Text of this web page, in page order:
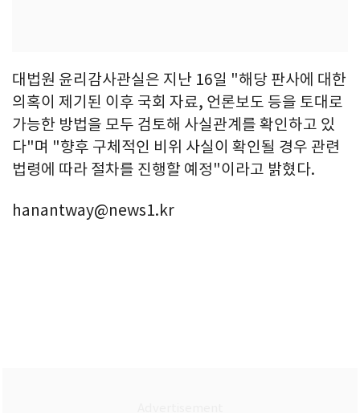
대법원 윤리감사관실은 지난 16일 "해당 판사에 대한
의혹이 제기된 이후 국회 자료, 언론보도 등을 토대로
가능한 방법을 모두 검토해 사실관계를 확인하고 있
다"며 "향후 구체적인 비위 사실이 확인될 경우 관련
법령에 따라 절차를 진행할 예정"이라고 밝혔다.
hanantway@news1.kr